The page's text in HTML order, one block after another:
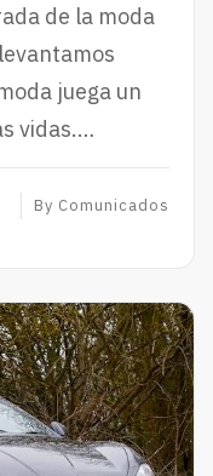
de la moda
juega un
vidas.…
By Comunicados